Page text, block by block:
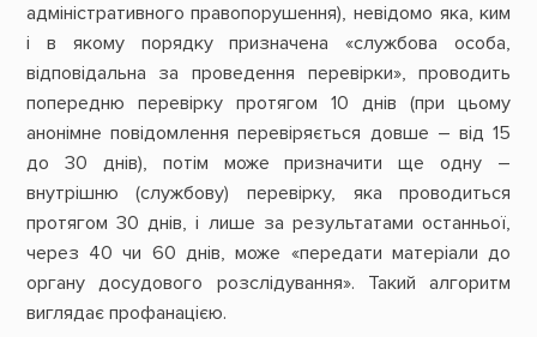
адміністративного правопорушення), невідомо яка, ким
і в якому порядку призначена «службова особа,
відповідальна за проведення перевірки», проводить
попередню перевірку протягом 10 днів (при цьому
анонімне повідомлення перевіряється довше – від 15
до 30 днів), потім може призначити ще одну –
внутрішню (службову) перевірку, яка проводиться
протягом 30 днів, і лише за результатами останньої,
через 40 чи 60 днів, може «передати матеріали до
органу досудового розслідування». Такий алгоритм
виглядає профанацією.